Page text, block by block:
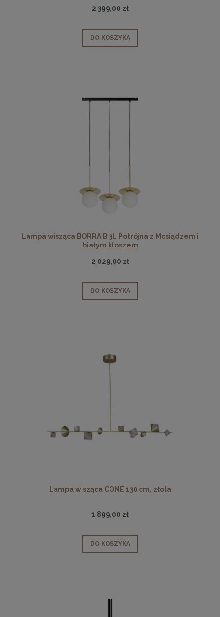
2 399,00 zł
DO KOSZYKA
Lampa wisząca BORRA B 3L Potrójna z Mosiądzem i
białym kloszem
2 029,00 zł
DO KOSZYKA
Lampa wisząca CONE 130 cm, złota
1 899,00 zł
DO KOSZYKA